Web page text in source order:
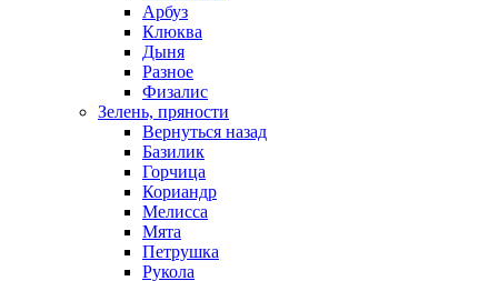
Арбуз
Клюква
Дыня
Разное
Физалис
Зелень, пряности
Вернуться назад
Базилик
Горчица
Кориандр
Мелисса
Мята
Петрушка
Рукола